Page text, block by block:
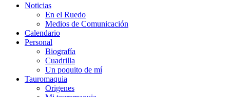
Noticias
En el Ruedo
Medios de Comunicación
Calendario
Personal
Biografía
Cuadrilla
Un poquito de mí
Tauromaquia
Origenes